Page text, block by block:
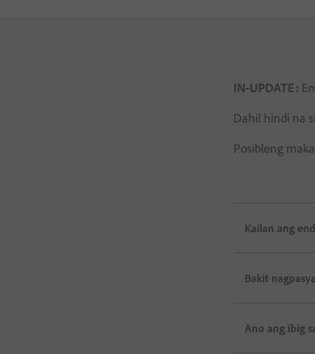
IN-UPDATE:
Dahil hindi na
Posibleng
Kailan ang
Bakit
Ano ang ibig